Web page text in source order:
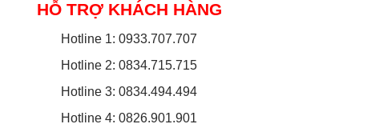
HỖ TRỢ KHÁCH HÀNG
Hotline 1: 0933.707.707
Hotline 2: 0834.715.715
Hotline 3: 0834.494.494
Hotline 4: 0826.901.901